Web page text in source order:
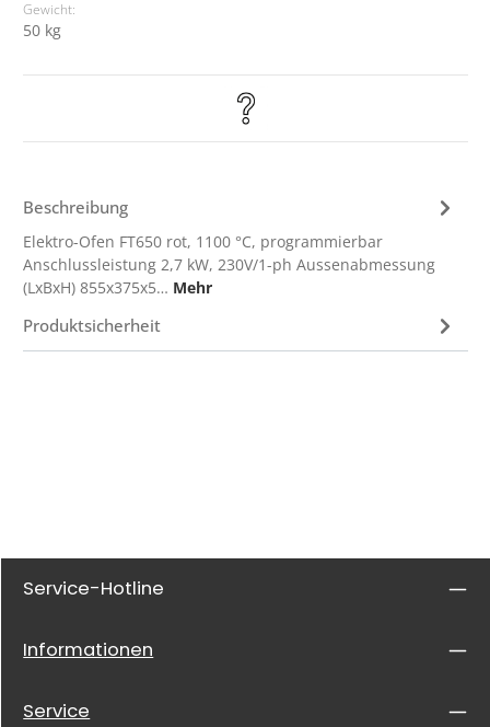
Gewicht:
50 kg
Beschreibung
Elektro-Ofen FT650 rot, 1100 °C, programmierbar
Anschlussleistung 2,7 kW, 230V/1-ph Aussenabmessung
(LxBxH) 855x375x5… Mehr
Produktsicherheit
Service-Hotline
Informationen
Service